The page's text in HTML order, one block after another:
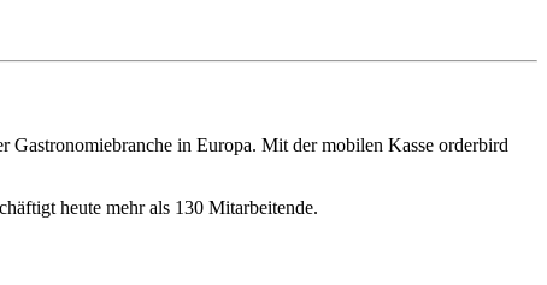
Gastronomiebranche in Europa. Mit der mobilen Kasse orderbird
heute mehr als 130 Mitarbeitende.